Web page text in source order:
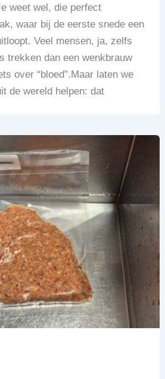
weet wel, die perfect
waar bij de eerste snede een
Veel mensen, ja, zelfs
trekken dan een wenkbrauw
over “bloed”.Maar laten we
de wereld helpen: dat